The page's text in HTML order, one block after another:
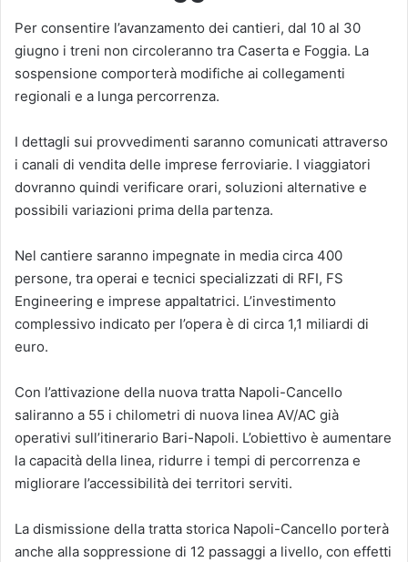
Per consentire l’avanzamento dei cantieri, dal 10 al 30
giugno i treni non circoleranno tra Caserta e Foggia. La
sospensione comporterà modifiche ai collegamenti
regionali e a lunga percorrenza.
I dettagli sui provvedimenti saranno comunicati attraverso
i canali di vendita delle imprese ferroviarie. I viaggiatori
dovranno quindi verificare orari, soluzioni alternative e
possibili variazioni prima della partenza.
Nel cantiere saranno impegnate in media circa 400
persone, tra operai e tecnici specializzati di RFI, FS
Engineering e imprese appaltatrici. L’investimento
complessivo indicato per l’opera è di circa 1,1 miliardi di
euro.
Con l’attivazione della nuova tratta Napoli-Cancello
saliranno a 55 i chilometri di nuova linea AV/AC già
operativi sull’itinerario Bari-Napoli. L’obiettivo è aumentare
la capacità della linea, ridurre i tempi di percorrenza e
migliorare l’accessibilità dei territori serviti.
La dismissione della tratta storica Napoli-Cancello porterà
anche alla soppressione di 12 passaggi a livello, con effetti